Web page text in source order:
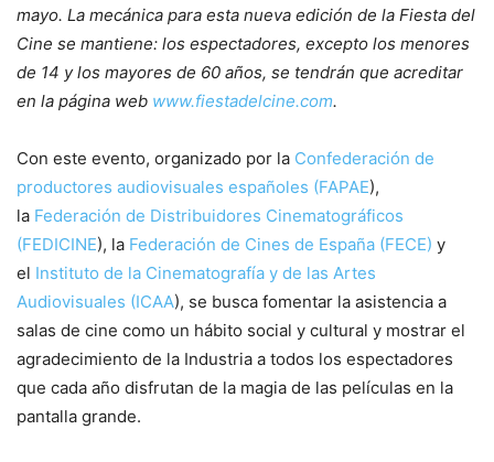
mayo. ​La mecánica para esta nueva edición de la Fiesta del
Cine se mantiene: los espectadores, excepto los menores
de 14 y los mayores de 60 años, se tendrán que acreditar
en la página web www.fiestadelcine.com.
Con este evento, organizado por la Confederación de
productores audiovisuales españoles (FAPAE),
la Federación de Distribuidores Cinematográficos
(FEDICINE), la Federación de Cines de España (FECE) y
el Instituto de la Cinematografía y de las Artes
Audiovisuales (ICAA), se busca fomentar la asistencia a
salas de cine como un hábito social y cultural y mostrar el
agradecimiento de la Industria a todos los espectadores
que cada año disfrutan de la magia de las películas en la
pantalla grande.